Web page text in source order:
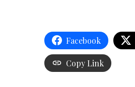
Facebook
Copy Link